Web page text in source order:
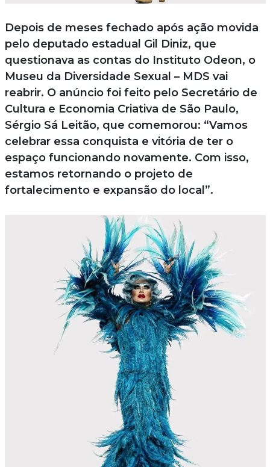
Depois de meses fechado após ação movida
pelo deputado estadual Gil Diniz, que
questionava as contas do Instituto Odeon, o
Museu da Diversidade Sexual – MDS vai
reabrir. O anúncio foi feito pelo Secretário de
Cultura e Economia Criativa de São Paulo,
Sérgio Sá Leitão, que comemorou: “Vamos
celebrar essa conquista e vitória de ter o
espaço funcionando novamente. Com isso,
estamos retornando o projeto de
fortalecimento e expansão do local”.